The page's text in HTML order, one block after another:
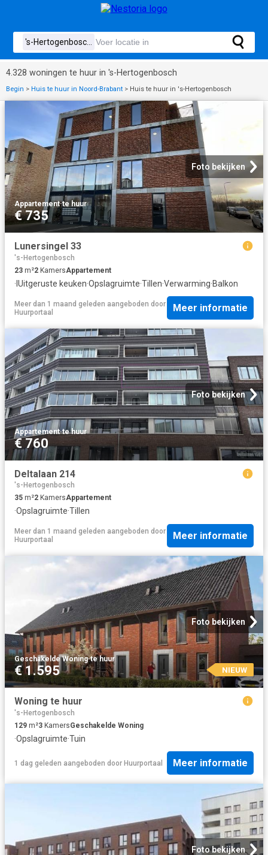
4.328 woningen te huur in 's-Hertogenbosch
Begin > Huis te huur in Noord-Brabant > Huis te huur in 's-Hertogenbosch
Foto bekijken
Appartement·te huur
€ 735
Lunersingel 33
's-Hertogenbosch
23 m²2 KamersAppartement
· IUitgeruste keuken·Opslagruimte·Tillen·Verwarming·Balkon
Meer dan 1 maand geleden aangeboden door
Huurportaal
Meer informatie
Foto bekijken
Appartement·te huur
€ 760
Deltalaan 214
's-Hertogenbosch
35 m²2 KamersAppartement
·Opslagruimte·Tillen
Meer dan 1 maand geleden aangeboden door
Huurportaal
Meer informatie
Foto bekijken
Geschakelde Woning·te huur
€ 1.595 NIEUW
Woning te huur
's-Hertogenbosch
129 m²3 KamersGeschakelde Woning
·Opslagruimte·Tuin
1 dag geleden aangeboden door Huurportaal Meer informatie
Foto bekijken